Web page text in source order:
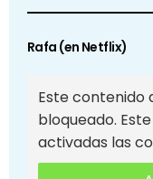
Rafa (en Netflix)
Este contenido
bloqueado.
activadas las